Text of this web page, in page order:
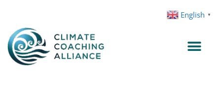
content
English ▼